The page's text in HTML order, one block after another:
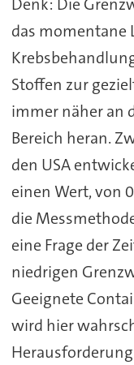
das momentane
Stoffen zur
immer näher an
Bereich heran.
den USA
einen Wert, von
die
eine Frage der
niedrigen
Geeignete
wird hier